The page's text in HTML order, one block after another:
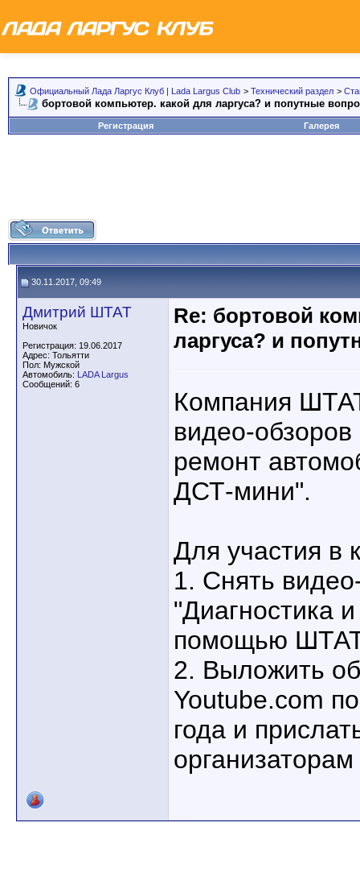
Официальный Лада Ларгус Клуб | Lada Largus Club > Технический раздел >
бортовой компьютер. какой для ларгуса? и попутные
Регистрация Галерея
30.11.2017, 09:49
Дмитрий ШТАТ
Новичок
Регистрация: 19.06.2017
Адрес: Тольятти
Пол: Мужской
Автомобиль: LADA Largus
Сообщений: 6
Re: бортовой
ларгуса? и
Компания
видео-
ремонт
ДСТ-мини".
Для участия в
1. Снять
"Диагностика
помощью
2. Выложить
Youtube.com
года и
организаторам